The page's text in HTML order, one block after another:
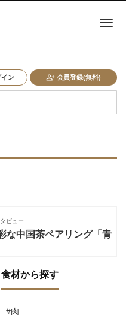
イン 会員登録(無料)
ナ
ビュー
な中国茶ペアリング「青
食材から探す
#肉